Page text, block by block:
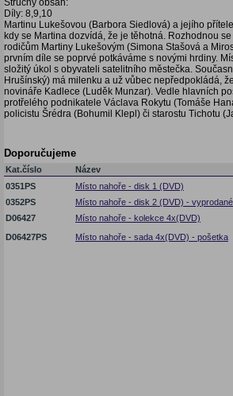
Stručný obsah:
Díly: 8,9,10
Martinu Lukešovou (Barbora Siedlová) a jejího
kdy se Martina dozvídá, že je těhotná. Rozhodnou
rodičům Martiny Lukešovým (Simona Stašová a
prvním díle se poprvé potkáváme s novými hrdiny.
složitý úkol s obyvateli satelitního městečka.
Hrušínský) má milenku a už vůbec nepředpokládá,
novináře Kadlece (Luděk Munzar). Vedle hlavních
protřelého podnikatele Václava Rokytu (Tomáše
policistu Šrédra (Bohumil Klepl) či starostu Tichotu
Doporučujeme
Kat.číslo Název
0351PS
Místo nahoře - disk 1 (DVD)
0352PS
Místo nahoře - disk 2 (DVD) - vyprodané
D06427
Místo nahoře - kolekce 4x(DVD)
D06427PS
Místo nahoře - sada 4x(DVD) - pošetka